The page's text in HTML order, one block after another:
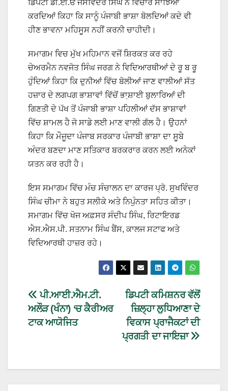
ਡਿਪਟੀ ਡੀ.ਈ.ਓ ਜਸਵਿੰਦਰ ਸਿੰਘ ਨੇ ਵਿਚਾਰ ਸਾਂਝਿਆਂ
ਕਰਦਿਆਂ ਕਿਹਾ ਕਿ ਸਾਨੂੰ ਪੰਜਾਬੀ ਭਾਸ਼ਾ ਬੋਲਦਿਆਂ ਕਦੇ ਵੀ
ਹੀਣ ਭਾਵਨਾ ਮਹਿਸੂਸ ਨਹੀਂ ਕਰਨੀ ਚਾਹੀਦੀ।
ਸਮਾਗਮ ਵਿਚ ਮੁੱਖ ਮਹਿਮਾਨ ਵਜੋਂ ਸ਼ਿਰਕਤ ਕਰ ਰਹੇ
ਚੇਅਰਮੈਨ ਨਵਜੋਤ ਸਿੰਘ ਜਰਗ ਨੇ ਵਿਦਿਆਰਥੀਆਂ ਦੇ ਰੂ ਬ ਰੂ
ਹੁੰਦਿਆਂ ਕਿਹਾ ਕਿ ਦੁਨੀਆਂ ਵਿੱਚ ਬੋਲੀਆਂ ਜਾਣ ਵਾਲੀਆਂ ਸੱਤ
ਹਜ਼ਾਰ ਦੇ ਲਗਪਗ ਭਾਸ਼ਾਵਾਂ ਵਿੱਚੋਂ ਭਾ਼ਸ਼ਾਈ ਬੁਲਾਰਿਆਂ ਦੀ
ਗਿਣਤੀ ਦੇ ਪੱਖ ਤੋਂ ਪੰਜਾਬੀ ਭਾਸ਼ਾ ਪਹਿਲੀਆਂ ਦੱਸ ਭਾਸ਼ਾਵਾਂ
ਵਿੱਚ ਸ਼ਾਮਲ ਹੈ ਜੋ ਸਾਡੇ ਲਈ ਮਾਣ ਵਾਲੀ ਗੱਲ ਹੈ। ਉਹਨਾਂ
ਕਿਹਾ ਕਿ ਮੌਜੂਦਾ ਪੰਜਾਬ ਸਰਕਾਰ ਪੰਜਾਬੀ ਭਾਸ਼ਾ ਦਾ ਸੂਬੇ
ਅੰਦਰ ਬਣਦਾ ਮਾਣ ਸਤਿਕਾਰ ਬਰਕਰਾਰ ਕਰਨ ਲਈ ਅਨੇਕਾਂ
ਯਤਨ ਕਰ ਰਹੀ ਹੈ।
ਇਸ ਸਮਾਗਮ ਵਿੱਚ ਮੰਚ ਸੰਚਾਲਨ ਦਾ ਕਾਰਜ ਪ੍ਰੋ. ਸੁਖਵਿੰਦਰ
ਸਿੰਘ ਚੀਮਾ ਨੇ ਬਹੁਤ ਸਲੀਕੇ ਅਤੇ ਨਿਪੁੰਨਤਾ ਸਹਿਤ ਕੀਤਾ।
ਸਮਾਗਮ ਵਿੱਚ ਖੋਜ ਅਫ਼ਸਰ ਸੰਦੀਪ ਸਿੰਘ, ਰਿਟਾਇਰਡ
ਐਸ.ਐਸ.ਪੀ. ਸਤਨਾਮ ਸਿੰਘ ਬੈਂਸ, ਕਾਲਜ ਸਟਾਫ ਅਤੇ
ਵਿਦਿਆਰਥੀ ਹਾਜ਼ਰ ਰਹੇ।
ਡਿਪਟੀ ਕਮਿਸ਼ਨਰ ਵੱਲੋਂ
ਜ਼ਿਲ੍ਹਾ ਲੁਧਿਆਣਾ ਦੇ
ਵਿਕਾਸ ਪ੍ਰਾਜੈਕਟਾਂ ਦੀ
ਪ੍ਰਗਤੀ ਦਾ ਜਾਇਜ਼ਾ
ਪੀ.ਆਈ.ਐਮ.ਟੀ.
ਅਲੌੜ (ਖੰਨਾ) ‘ਚ ਕੈਰੀਅਰ
ਟਾਕ ਆਯੋਜਿਤ